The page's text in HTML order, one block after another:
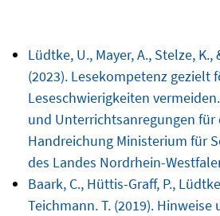
Lüdtke, U., Mayer, A., Stelze,
(2023). Lesekompetenz gezielt
Leseschwierigkeiten
und Unterrichtsanregungen für
Handreichung Ministerium für
des Landes Nordrhein-
Baark, C., Hüttis-Graff, P.,
Teichmann. T. (2019).